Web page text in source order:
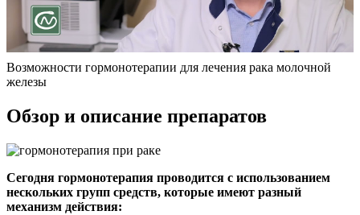
Возможности гормонотерапии для лечения рака молочной
железы
Обзор и описание препаратов
Сегодня гормонотерапия проводится с использованием
нескольких групп средств, которые имеют разный
механизм действия: